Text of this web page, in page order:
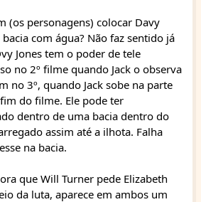
(os personagens) colocar Davy
com água? Não faz sentido já
Jones tem o poder de tele
no 2º filme quando Jack o observa
no 3º, quando Jack sobe na parte
do filme. Ele pode ter
dentro de uma bacia dentro do
assim até a ilhota. Falha
na bacia.
que Will Turner pede Elizabeth
da luta, aparece em ambos um